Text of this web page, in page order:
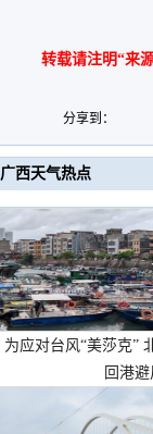
转载请注明“来
分享到：
广西天气热点
为应对台风“美莎克”
回港